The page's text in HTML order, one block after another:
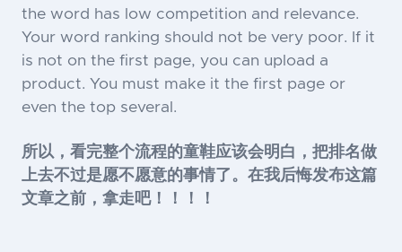
the word has low competition and relevance.
Your word ranking should not be very poor. If it
is not on the first page, you can upload a
product. You must make it the first page or
even the top several.
所以，看完整个流程的童鞋应该会明白，把排名做
上去不过是愿不愿意的事情了。在我后悔发布这篇
文章之前，拿走吧！！！！